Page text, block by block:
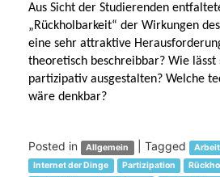
Aus Sicht der Studierenden
„Rückholbarkeit“ der Wirkungen
eine sehr attraktive
theoretisch beschreibbar? Wie lässt
partizipativ ausgestalten? Welche
wäre denkbar?
Posted in Allgemein Tagged
Internet der Dinge
Partizipation